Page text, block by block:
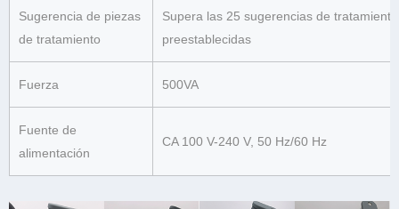
Sugerencia de piezas
de tratamiento
Supera las 25 sugerencias de tratamiento
preestablecidas
Fuerza 500VA
Fuente de
alimentación
CA 100 V-240 V, 50 Hz/60 Hz